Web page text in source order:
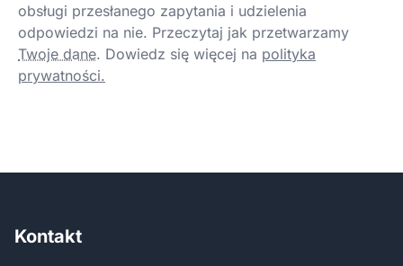
obsługi przesłanego zapytania i udzielenia
odpowiedzi na nie. Przeczytaj jak przetwarzamy
Twoje dane. Dowiedz się więcej na polityka
prywatności.
Kontakt